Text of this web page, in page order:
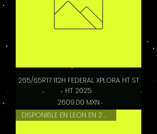
265/65R17 112H FEDERAL XPLORA HT ST
HT 2025
Precio
2609,00 MXN
DISPONIBLE EN LEON EN 2 HRS